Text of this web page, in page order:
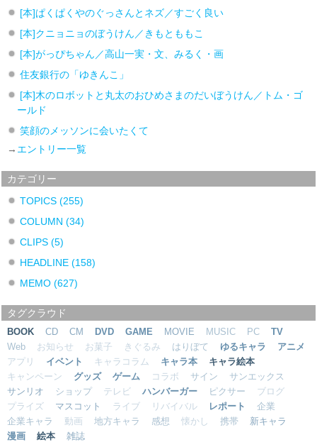
[本]ぱくぱくやのぐっさんとネズ／すごく良い
[本]クニョニョのぼうけん／きもとももこ
[本]がっぴちゃん／高山一実・文、みるく・画
住友銀行の「ゆきんこ」
[本]木のロボットと丸太のおひめさまのだいぼうけん／トム・ゴ
ールド
笑顔のメッソンに会いたくて
→ エントリー一覧
カテゴリー
TOPICS(255)
COLUMN(34)
CLIPS(5)
HEADLINE(158)
MEMO(627)
タグクラウド
BOOK CD CM DVD GAME MOVIE MUSIC PC
TV
Web
お知らせ お菓子 きぐるみ はりぼて ゆるキャラ
アニメ
アプリ
イベント キャラコラム キャラ本
キャラ絵本
キャンペーン
グッズ ゲーム コラボ サイン
サンエックス
サンリオ
ショップ テレビ ハンバーガー ピクサー
ブログ
プライズ
マスコット ライブ リバイバル レポート
企業
企業キャラ
動画 地方キャラ 感想 懐かし 携帯
新キャラ
漫画
絵本 雑誌